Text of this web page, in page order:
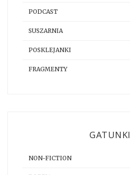
PODCAST
SUSZARNIA
POSKLEJANKI
FRAGMENTY
GATUNKI
NON-FICTION